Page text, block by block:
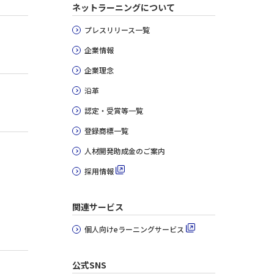
ネットラーニングについて
プレスリリース一覧
企業情報
企業理念
沿革
認定・受賞等一覧
登録商標一覧
人材開発助成金のご案内
採用情報
関連サービス
個人向けeラーニングサービス
公式SNS